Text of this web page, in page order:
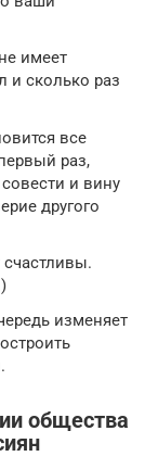
имеет
и сколько раз
все
раз,
и вину
другого
изменяет
общества